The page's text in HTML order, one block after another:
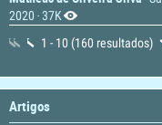
2020 · 37K
1 - 10 (160 resultados)
Artigos